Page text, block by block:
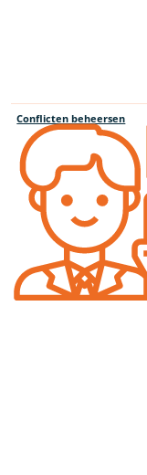
Conflicten beheersen